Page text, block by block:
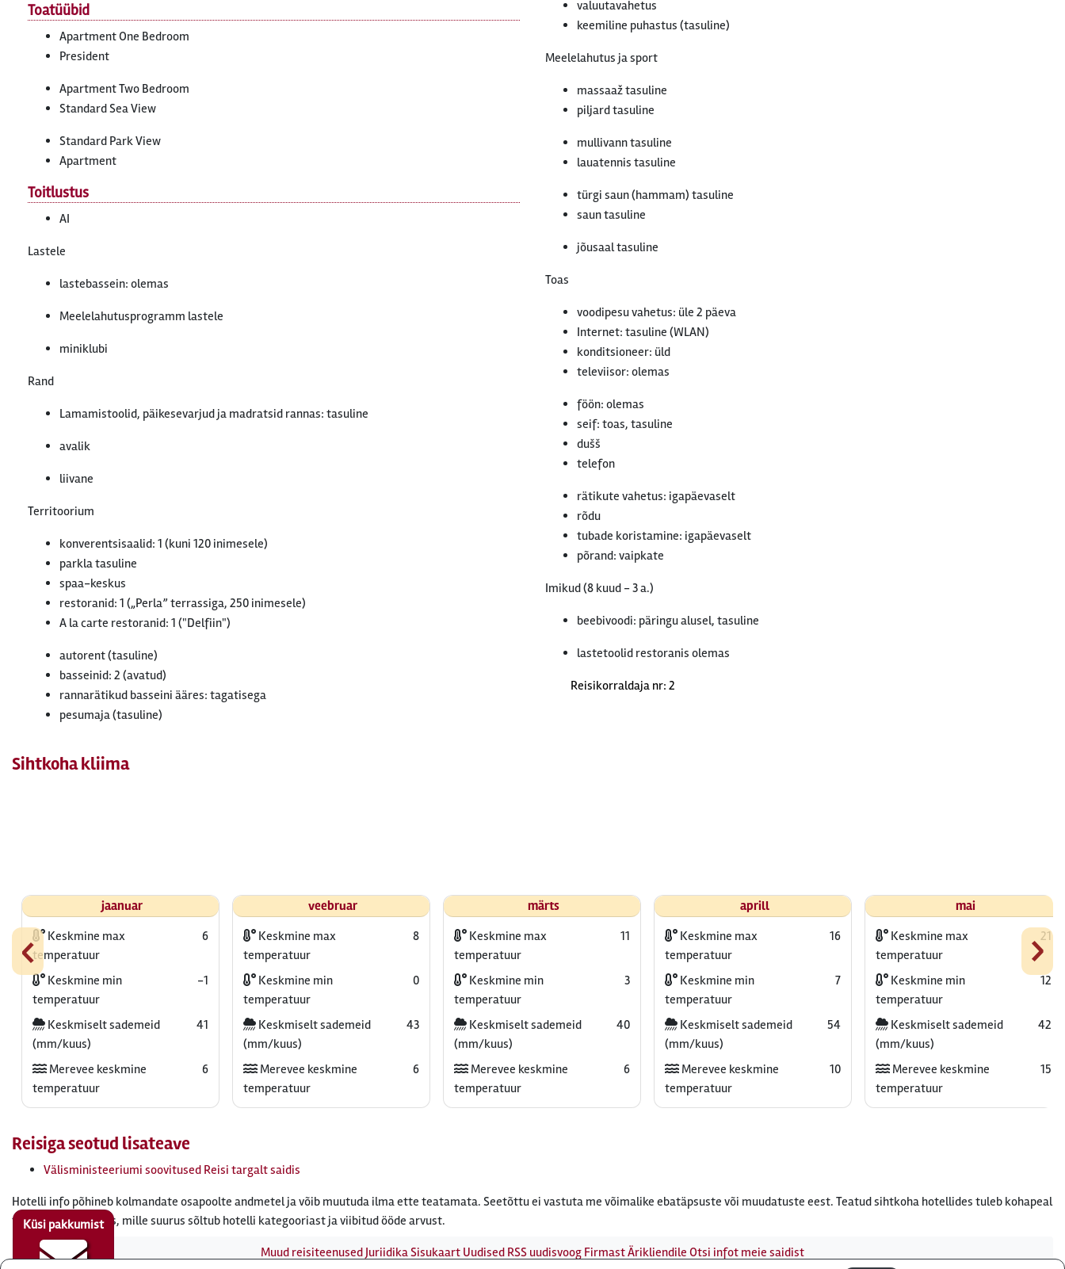
Toatüübid
Apartment One Bedroom
President
Apartment Two Bedroom
Standard Sea View
Standard Park View
Apartment
Toitlustus
AI
Lastele
lastebassein: olemas
Meelelahutusprogramm lastele
miniklubi
Rand
Lamamistoolid, päikesevarjud ja madratsid rannas: tasuline
avalik
liivane
Territoorium
konverentsisaalid: 1 (kuni 120 inimesele)
parkla tasuline
spaa-keskus
restoranid: 1 („Perla” terrassiga, 250 inimesele)
A la carte restoranid: 1 ("Delfiin")
autorent (tasuline)
basseinid: 2 (avatud)
rannarätikud basseini ääres: tagatisega
pesumaja (tasuline)
valuutavahetus
keemiline puhastus (tasuline)
Meelelahutus ja sport
massaaž tasuline
piljard tasuline
mullivann tasuline
lauatennis tasuline
türgi saun (hammam) tasuline
saun tasuline
jõusaal tasuline
Toas
voodipesu vahetus: üle 2 päeva
Internet: tasuline (WLAN)
konditsioneer: üld
televiisor: olemas
föön: olemas
seif: toas, tasuline
dušš
telefon
rätikute vahetus: igapäevaselt
rõdu
tubade koristamine: igapäevaselt
põrand: vaipkate
Imikud (8 kuud - 3 a.)
beebivoodi: päringu alusel, tasuline
lastetoolid restoranis olemas
Reisikorraldaja nr: 2
Sihtkoha kliima
‹ ›
jaanuar
Keskmine max
temperatuur
6
Keskmine min
temperatuur
-1
Keskmiselt sademeid
(mm/kuus)
41
Merevee keskmine
temperatuur
6
veebruar
Keskmine max
temperatuur
8
Keskmine min
temperatuur
0
Keskmiselt sademeid
(mm/kuus)
43
Merevee keskmine
temperatuur
6
märts
Keskmine max
temperatuur
11
Keskmine min
temperatuur
3
Keskmiselt sademeid
(mm/kuus)
40
Merevee keskmine
temperatuur
6
aprill
Keskmine max
temperatuur
16
Keskmine min
temperatuur
7
Keskmiselt sademeid
(mm/kuus)
54
Merevee keskmine
temperatuur
10
mai
Keskmine max
temperatuur
21
Keskmine min
temperatuur
12
Keskmiselt sademeid
(mm/kuus)
42
Merevee keskmine
temperatuur
15
Reisiga seotud lisateave
Välisministeeriumi soovitused Reisi targalt saidis
Hotelli info põhineb kolmandate osapoolte andmetel ja võib muutuda ilma ette teatamata. Seetõttu ei vastuta me võimalike ebatäpsuste või muudatuste eest. Teatud sihtkoha hotellides tuleb kohapeal
tasuda turismimaks, mille suurus sõltub hotelli kategooriast ja viibitud ööde arvust.
Küsi pakkumist
Muud reisiteenusedJuriidikaSisukaart Uudised RSS uudisvoog FirmastÄrikliendile Otsi infot meie saidist